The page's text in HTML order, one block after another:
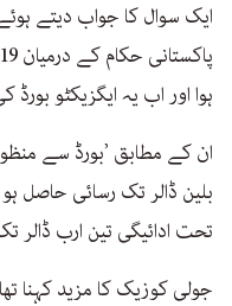
ایک سوال کا جواب دیتے
ہوا اور اب یہ ایگزیکٹو
بلین ڈالر تک رسائی
تحت ادائیگی تین ارب ڈالر
جولی کوزیک کا مزید کہنا